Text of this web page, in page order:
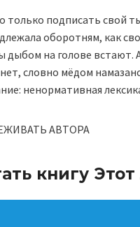
только подписать свой
оборотням, как
дыбом на голове встают.
словно мёдом
ненормативная
АВТОРА
книгу